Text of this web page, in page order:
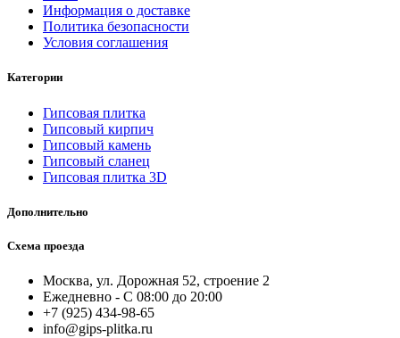
Информация о доставке
Политика безопасности
Условия соглашения
Категории
Гипсовая плитка
Гипсовый кирпич
Гипсовый камень
Гипсовый сланец
Гипсовая плитка 3D
Дополнительно
Схема проезда
Москва, ул. Дорожная 52, строение 2
Ежедневно - С 08:00 до 20:00
+7 (925) 434-98-65
info@gips-plitka.ru